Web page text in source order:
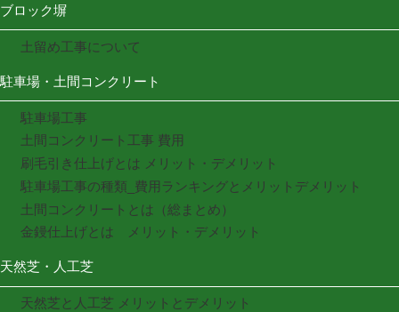
ブロック塀
土留め工事について
駐車場・土間コンクリート
駐車場工事
土間コンクリート工事 費用
刷毛引き仕上げとは メリット・デメリット
駐車場工事の種類_費用ランキングとメリットデメリット
土間コンクリートとは（総まとめ）
金鏝仕上げとは メリット・デメリット
天然芝・人工芝
天然芝と人工芝 メリットとデメリット